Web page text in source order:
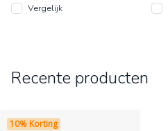
Vergelijk
Recente producten
10% Korting